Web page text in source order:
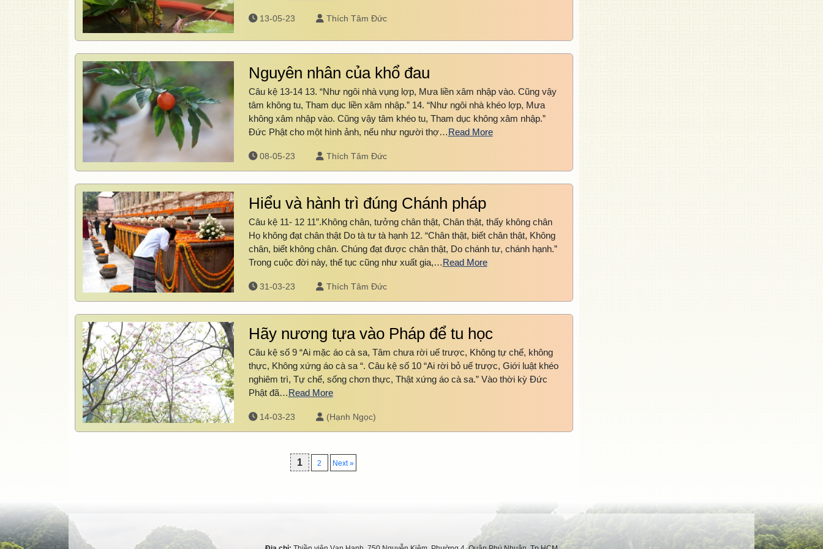
13-05-23 Thích Tâm Đức
Nguyên nhân của khổ đau
Câu kệ 13-14 13. “Như ngôi nhà vụng lợp, Mưa liền xâm nhập vào. Cũng vậy
tâm không tu, Tham dục liền xâm nhập.” 14. “Như ngôi nhà khéo lợp, Mưa
không xâm nhập vào. Cũng vậy tâm khéo tu, Tham dục không xâm nhập.”
Đức Phật cho một hình ảnh, nếu như người thợ…Read More
08-05-23 Thích Tâm Đức
Hiểu và hành trì đúng Chánh pháp
Câu kệ 11- 12 11”.Không chân, tưởng chân thật, Chân thật, thấy không chân
Họ không đạt chân thật Do tà tư tà hạnh 12. “Chân thật, biết chân thật, Không
chân, biết không chân. Chúng đạt được chân thật, Do chánh tư, chánh hạnh.”
Trong cuộc đời này, thế tục cũng như xuất gia,…Read More
31-03-23 Thích Tâm Đức
Hãy nương tựa vào Pháp để tu học
Câu kệ số 9 “Ai mặc áo cà sa, Tâm chưa rời uế trược, Không tự chế, không
thực, Không xứng áo cà sa “. Câu kệ số 10 “Ai rời bỏ uế trược, Giới luật khéo
nghiêm trì, Tự chế, sống chơn thực, Thật xứng áo cà sa.” Vào thời kỳ Đức
Phật đã…Read More
14-03-23 (Hạnh Ngọc)
1 2 Next »